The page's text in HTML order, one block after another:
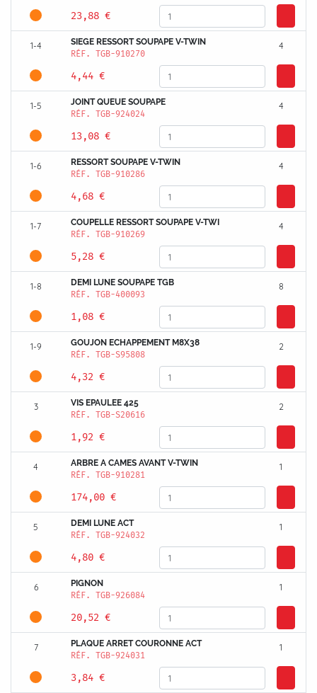
23,88 €
1-4
SIEGE RESSORT SOUPAPE V-TWIN
RÉF.
TGB-910270
4
4,44 €
1-5
JOINT QUEUE SOUPAPE
RÉF.
TGB-924024
4
13,08 €
1-6
RESSORT SOUPAPE V-TWIN
RÉF.
TGB-910286
4
4,68 €
1-7
COUPELLE RESSORT SOUPAPE V-TWI
RÉF.
TGB-910269
4
5,28 €
1-8
DEMI LUNE SOUPAPE TGB
RÉF.
TGB-400093
8
1,08 €
1-9
GOUJON ECHAPPEMENT M8X38
RÉF.
TGB-S95808
2
4,32 €
3
VIS EPAULEE 425
RÉF.
TGB-S20616
2
1,92 €
4
ARBRE A CAMES AVANT V-TWIN
RÉF.
TGB-910281
1
174,00 €
5
DEMI LUNE ACT
RÉF.
TGB-924032
1
4,80 €
6
PIGNON
RÉF.
TGB-926084
1
20,52 €
7
PLAQUE ARRET COURONNE ACT
RÉF.
TGB-924031
1
3,84 €